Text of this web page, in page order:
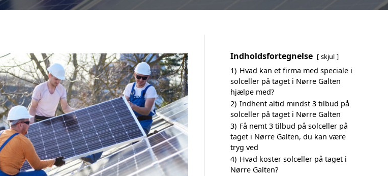
Indholdsfortegnelse skjul
1) Hvad kan et firma med speciale i
solceller på taget i Nørre Galten
hjælpe med?
2) Indhent altid mindst 3 tilbud på
solceller på taget i Nørre Galten
3) Få nemt 3 tilbud på solceller på
taget i Nørre Galten, du kan være
tryg ved
4) Hvad koster solceller på taget i
Nørre Galten?